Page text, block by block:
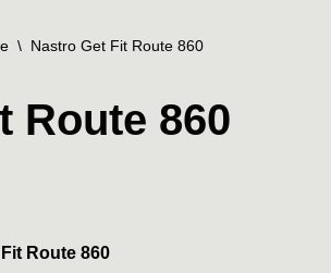
\ Nastro Get Fit Route 860
Route 860
Route 860